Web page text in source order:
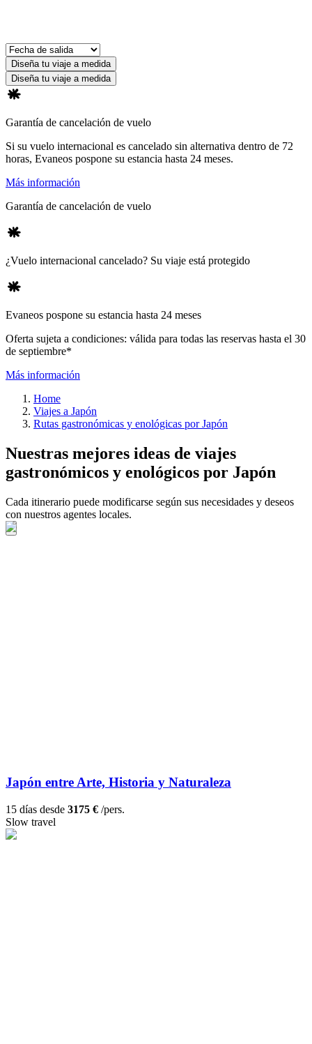
Diseña tu viaje a medida
Diseña tu viaje a medida
Garantía de cancelación de vuelo
Si su vuelo internacional es cancelado sin alternativa dentro de 72
horas, Evaneos pospone su estancia hasta 24 meses.
Más información
Garantía de cancelación de vuelo
¿Vuelo internacional cancelado? Su viaje está protegido
Evaneos pospone su estancia hasta 24 meses
Oferta sujeta a condiciones: válida para todas las reservas hasta el 30
de septiembre*
Más información
Home
Viajes a Japón
Rutas gastronómicas y enológicas por Japón
Nuestras mejores ideas de viajes
gastronómicos y enológicos por Japón
Cada itinerario puede modificarse según sus necesidades y deseos
con nuestros agentes locales.
Japón entre Arte, Historia y Naturaleza
15 días desde 3175 € /pers.
Slow travel